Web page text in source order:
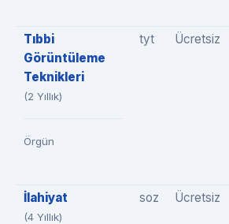
Tıbbi
Görüntüleme
Teknikleri
(2 Yıllık)
Örgün
tyt Ücretsiz
İlahiyat
(4 Yıllık)
soz Ücretsiz